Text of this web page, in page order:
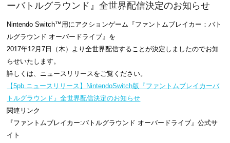
ーバトルグラウンド』全世界配信決定のお知らせ
Nintendo Switch™用にアクションゲーム『ファントムブレイカー：バト
ルグラウンド オーバードライブ』を
2017年12月7日（木）より全世界配信することが決定しましたのでお知
らせいたします。
詳しくは、ニュースリリースをご覧ください。
【5pb.ニュースリリース】NintendoSwitch版『ファントムブレイカーバ
トルグラウンド』全世界配信決定のお知らせ
関連リンク
『ファントムブレイカー:バトルグラウンド オーバードライブ』公式サ
イト